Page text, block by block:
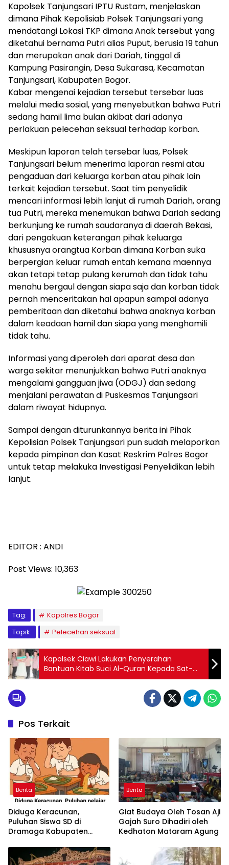
Kapolsek Tanjungsari IPTU Rustam, menjelaskan
dimana Pihak Kepolisiab Polsek Tanjungsari yang
mendatangi Lokasi TKP dimana Anak tersebut yang
diketahui bernama Putri alias Puput, berusia 19 tahun
dan merupakan anak dari Dariah, tinggal di
Kampung Pasirangin, Desa Sukarasa, Kecamatan
Tanjungsari, Kabupaten Bogor.
Kabar mengenai kejadian tersebut tersebar luas
melalui media sosial, yang menyebutkan bahwa Putri
sedang hamil lima bulan akibat dari adanya
perlakuan pelecehan seksual terhadap korban.
Meskipun laporan telah tersebar luas, Polsek
Tanjungsari belum menerima laporan resmi atau
pengaduan dari keluarga korban atau pihak lain
terkait kejadian tersebut. Saat tim penyelidik
mencari informasi lebih lanjut di rumah Dariah, orang
tua Putri, mereka menemukan bahwa Dariah sedang
berkunjung ke rumah saudaranya di daerah Bekasi,
dari pengakuan keterangan pihak keluarga
khususnya orangtua Korban dimana Korban suka
berpergian keluar rumah entah kemana maennya
akan tetapi tetap pulang kerumah dan tidak tahu
menahu bergaul dengan siapa saja dan korban tidak
pernah menceritakan hal apapun sampai adanya
pemberitaan dan diketahui bahwa anaknya korban
dalam keadaan hamil dan siapa yang menghamili
tidak tahu.
Informasi yang diperoleh dari aparat desa dan
warga sekitar menunjukkan bahwa Putri anaknya
mengalami gangguan jiwa (ODGJ) dan sedang
menjalani perawatan di Puskesmas Tanjungsari
dalam riwayat hidupnya.
Sampai dengan diturunkannya berita ini Pihak
Kepolisian Polsek Tanjungsari pun sudah melaporkan
kepada pimpinan dan Kasat Reskrim Polres Bogor
untuk tetap melakuka Investigasi Penyelidikan lebih
lanjut.
EDITOR : ANDI
Post Views: 10,363
Tag:
Kapolres Bogor
Topik:
Pelecehan seksual
Kapolsek Ciawi Lakukan Penyerahan
Bantuan Kitab Suci Al-Quran Kepada Sat-
Tahti Polres Bogor Untuk Para Tahanan
Pos Terkait
Berita
Diduga Keracunan,
Puluhan Siswa SD di
Dramaga Kabupaten
Puskesmas
Berita
Giat Budaya Oleh Tosan Aji
Gajah Suro Dihadiri oleh
Kedhaton Mataram Agung